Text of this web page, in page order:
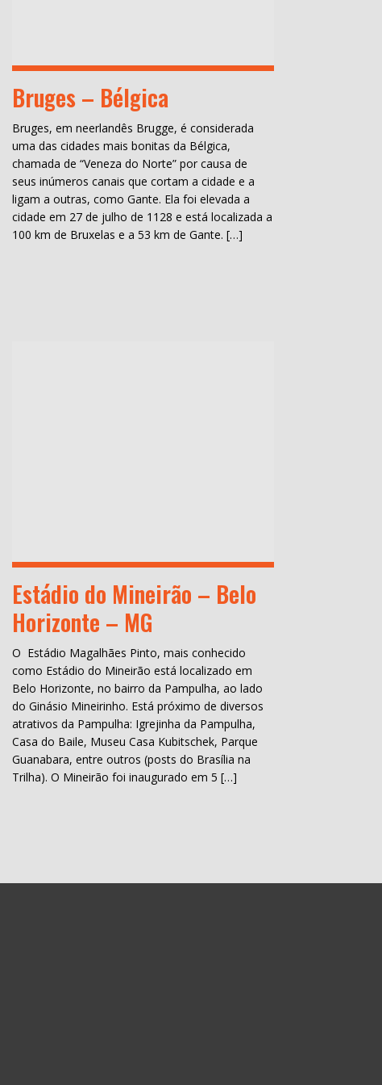
Bruges – Bélgica
Bruges, em neerlandês Brugge, é considerada
uma das cidades mais bonitas da Bélgica,
chamada de “Veneza do Norte” por causa de
seus inúmeros canais que cortam a cidade e a
ligam a outras, como Gante. Ela foi elevada a
cidade em 27 de julho de 1128 e está localizada a
100 km de Bruxelas e a 53 km de Gante. […]
Estádio do Mineirão – Belo
Horizonte – MG
O Estádio Magalhães Pinto, mais conhecido
como Estádio do Mineirão está localizado em
Belo Horizonte, no bairro da Pampulha, ao lado
do Ginásio Mineirinho. Está próximo de diversos
atrativos da Pampulha: Igrejinha da Pampulha,
Casa do Baile, Museu Casa Kubitschek, Parque
Guanabara, entre outros (posts do Brasília na
Trilha). O Mineirão foi inaugurado em 5 […]